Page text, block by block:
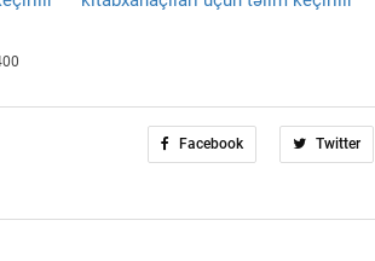
Facebook Twitter